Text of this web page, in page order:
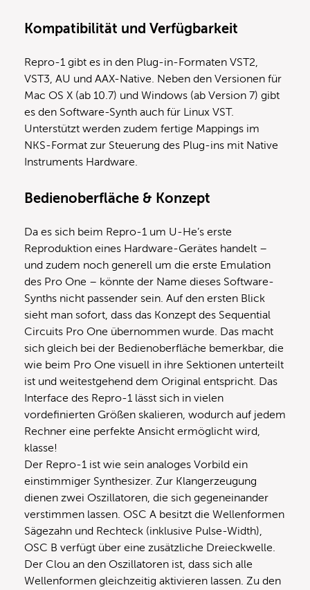
Kompatibilität und Verfügbarkeit
Repro-1 gibt es in den Plug-in-Formaten VST2,
VST3, AU und AAX-Native. Neben den Versionen für
Mac OS X (ab 10.7) und Windows (ab Version 7) gibt
es den Software-Synth auch für Linux VST.
Unterstützt werden zudem fertige Mappings im
NKS-Format zur Steuerung des Plug-ins mit Native
Instruments Hardware.
Bedienoberfläche & Konzept
Da es sich beim Repro-1 um U-He’s erste
Reproduktion eines Hardware-Gerätes handelt –
und zudem noch generell um die erste Emulation
des Pro One – könnte der Name dieses Software-
Synths nicht passender sein. Auf den ersten Blick
sieht man sofort, dass das Konzept des Sequential
Circuits Pro One übernommen wurde. Das macht
sich gleich bei der Bedienoberfläche bemerkbar, die
wie beim Pro One visuell in ihre Sektionen unterteilt
ist und weitestgehend dem Original entspricht. Das
Interface des Repro-1 lässt sich in vielen
vordefinierten Größen skalieren, wodurch auf jedem
Rechner eine perfekte Ansicht ermöglicht wird,
klasse!
Der Repro-1 ist wie sein analoges Vorbild ein
einstimmiger Synthesizer. Zur Klangerzeugung
dienen zwei Oszillatoren, die sich gegeneinander
verstimmen lassen. OSC A besitzt die Wellenformen
Sägezahn und Rechteck (inklusive Pulse-Width),
OSC B verfügt über eine zusätzliche Dreieckwelle.
Der Clou an den Oszillatoren ist, dass sich alle
Wellenformen gleichzeitig aktivieren lassen. Zu den